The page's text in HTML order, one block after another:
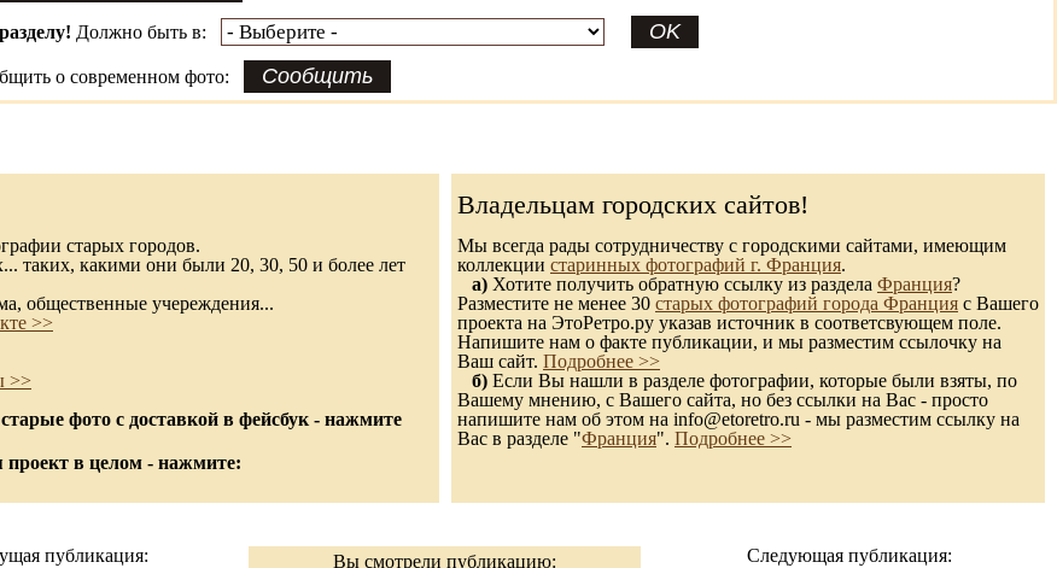
Должно быть в:
о современном фото:
старых городов.
таких, какими они были 20, 30, 50 и более лет
общественные учереждения...
>>
>>
фото с доставкой в фейсбук - нажмите
проект в целом - нажмите:
Владельцам городских сайтов!
Мы всегда рады сотрудничеству с городскими сайтами, имеющим
коллекции старинных фотографий г. Франция.
а) Хотите получить обратную ссылку из раздела Франция?
Разместите не менее 30 старых фотографий города Франция с Вашего
проекта на ЭтоРетро.ру указав источник в соответсвующем поле.
Напишите нам о факте публикации, и мы разместим ссылочку на
Ваш сайт. Подробнее >>
б) Если Вы нашли в разделе фотографии, которые были взяты, по
Вашему мнению, с Вашего сайта, но без ссылки на Вас - просто
напишите нам об этом на info@etoretro.ru - мы разместим ссылку на
Вас в разделе "Франция". Подробнее >>
публикация: Вы смотрели публикацию: Следующая публикация: